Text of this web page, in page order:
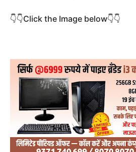
👇👇Click the Image below👇👇